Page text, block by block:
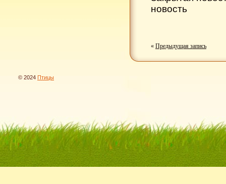
новость
« Предыдущая запись
© 2024 Птицы